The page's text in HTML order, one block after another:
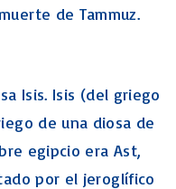
de Tammuz.
Isis. Isis (del griego
de una diosa de
egipcio era Ast,
por el jeroglífico